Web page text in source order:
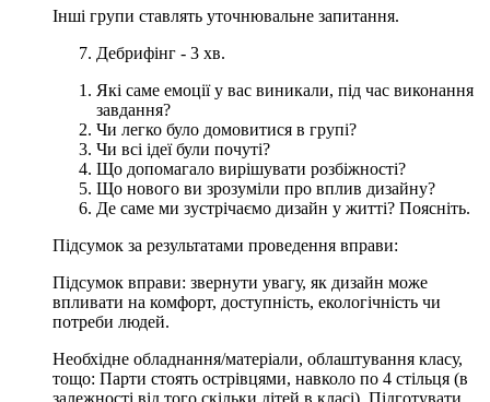
Інші групи ставлять уточнювальне запитання.
Дебрифінг - 3 хв.
Які саме емоції у вас виникали, під час виконання
завдання?
Чи легко було домовитися в групі?
Чи всі ідеї були почуті?
Що допомагало вирішувати розбіжності?
Що нового ви зрозуміли про вплив дизайну?
Де саме ми зустрічаємо дизайн у житті? Поясніть.
Підсумок за результатами проведення вправи:
Підсумок вправи: звернути увагу, як дизайн може
впливати на комфорт, доступність, екологічність чи
потреби людей.
Необхідне обладнання/матеріали, облаштування класу,
тощо: Парти стоять острівцями, навколо по 4 стільця (в
залежності від того скільки дітей в класі). Підготувати